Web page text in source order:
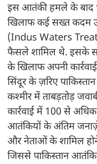
इस आतंकी हमले के बाद
खिलाफ कई सख्त कदम
(Indus Waters
फैसले शामिल थे. इसके
के खिलाफ अपनी
सिंदूर के ज़रिए
कश्मीर में ताबड़तोड़
कार्रवाई में 100 से
आतंकियों के अंतिम जनाज़े
और नेताओं के शामिल
जिससे पाकिस्तान